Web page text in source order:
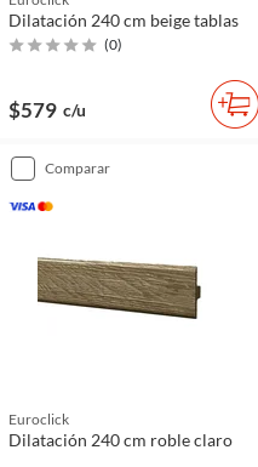
Dilatación 240 cm beige tablas
(0)
$579 c/u
comparar
Euroclick
Dilatación 240 cm roble claro